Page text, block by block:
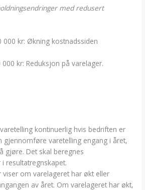
med redusert
000 kr: Økning kostnadssiden
kr: Reduksjon på varelager.
kontinuerlig hvis bedriften er
gjennomføre varetelling engang i året,
gjøre. Det skal beregnes
resultatregnskapet.
viser om varelageret har økt eller
av året. Om varelageret har økt,